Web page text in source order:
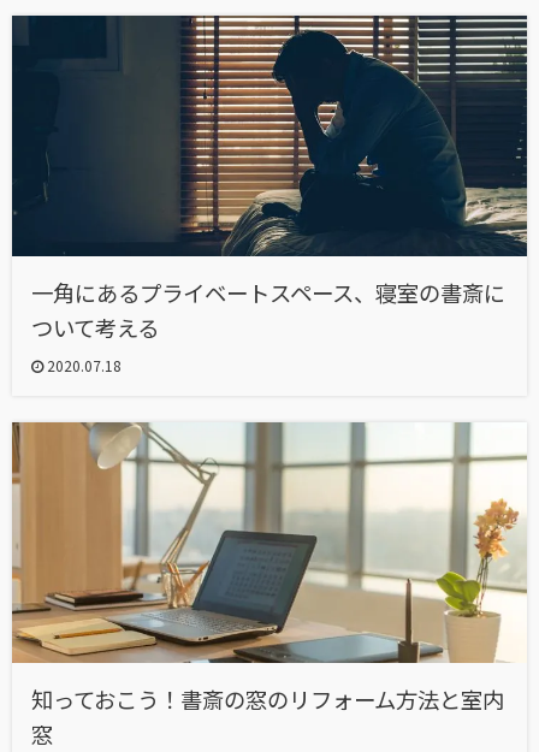
一角にあるプライベートスペース、寝室の書斎に
ついて考える
2020.07.18
知っておこう！書斎の窓のリフォーム方法と室内
窓